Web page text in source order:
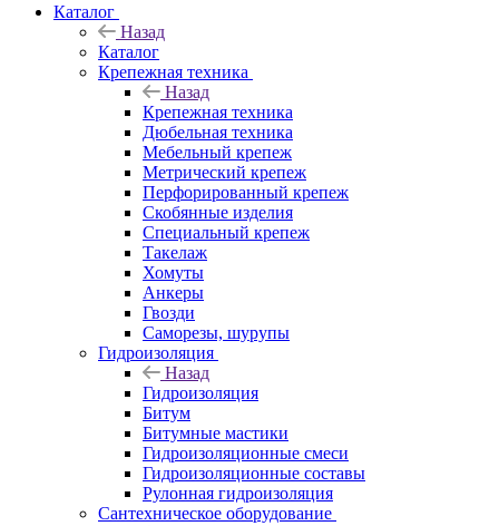
Каталог
Назад
Каталог
Крепежная техника
Назад
Крепежная техника
Дюбельная техника
Мебельный крепеж
Метрический крепеж
Перфорированный крепеж
Скобянные изделия
Специальный крепеж
Такелаж
Хомуты
Анкеры
Гвозди
Саморезы, шурупы
Гидроизоляция
Назад
Гидроизоляция
Битум
Битумные мастики
Гидроизоляционные смеси
Гидроизоляционные составы
Рулонная гидроизоляция
Сантехническое оборудование